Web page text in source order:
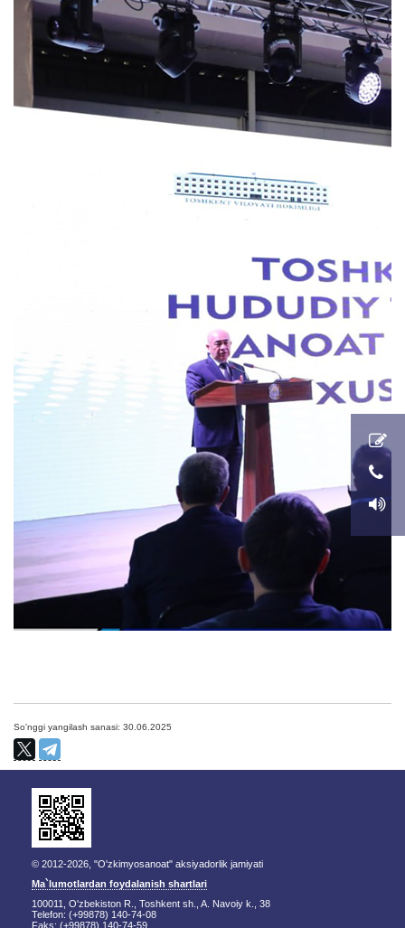
So'nggi yangilash sanasi: 30.06.2025
© 2012-2026, "O'zkimyosanoat" aksiyadorlik jamiyati
Ma`lumotlardan foydalanish shartlari
100011, O'zbekiston R., Toshkent sh., A. Navoiy k., 38
Telefon: (+99878) 140-74-08
Faks: (+99878) 140-74-59